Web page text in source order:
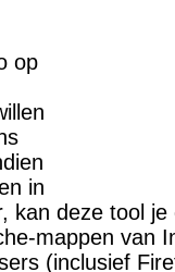
op
in
kan deze tool je
mappen van
(inclusief